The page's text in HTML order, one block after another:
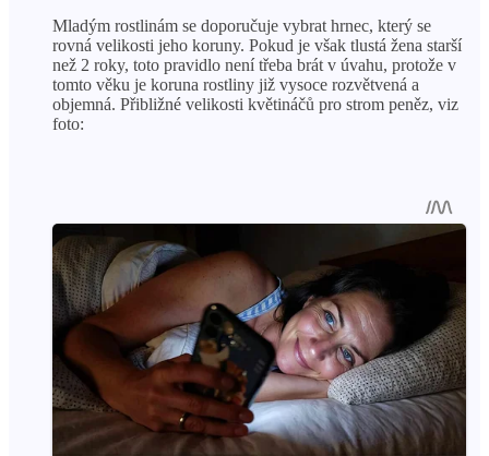
Mladým rostlinám se doporučuje vybrat hrnec, který se
rovná velikosti jeho koruny. Pokud je však tlustá žena starší
než 2 roky, toto pravidlo není třeba brát v úvahu, protože v
tomto věku je koruna rostliny již vysoce rozvětvená a
objemná. Přibližné velikosti květináčů pro strom peněz, viz
foto: